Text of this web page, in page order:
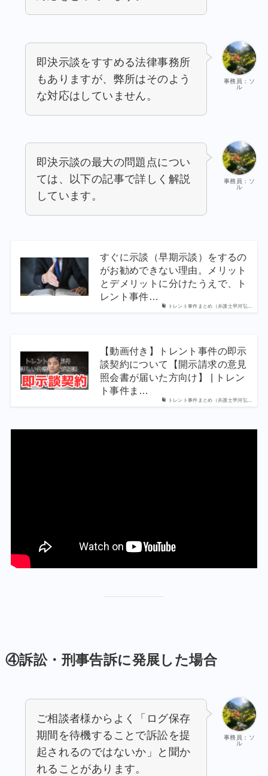
事務員：ソ
ル
即決示談をすすめる法律事務所
もありますが、弊所はそのよう
な対応はしていません。
事務員：ソ
ル
即決示談の最大の問題点につい
ては、以下の記事で詳しく解説
しています。
トレント事件まとめ（弁護士早河弘…
すぐに示談（早期示談）をするの
がお勧めできない理由。メリット
とデメリットに分けたうえで、ト
レント事件…
トレント事件まとめ（弁護士早河弘…
【動画付き】トレント事件の即示
談契約について【開示請求の意見
照会書が届いた方向け】 | トレン
ト事件ま…
④訴訟・刑事告訴に発展した場合
事務員：ソ
ル
ご相談者様からよく「ログ保存
期間を待機することで訴訟を提
起されるのではないか」と聞か
れることがあります。